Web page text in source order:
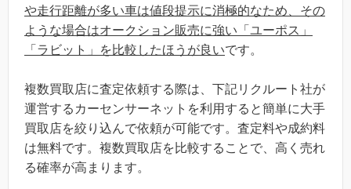
や走行距離が多い車は値段提示に消極的なため、その
ような場合はオークション販売に強い「ユーポス」
「ラビット」を比較したほうが良いです。
複数買取店に査定依頼する際は、下記リクルート社が
運営するカーセンサーネットを利用すると簡単に大手
買取店を絞り込んで依頼が可能です。査定料や成約料
は無料です。複数買取店を比較することで、高く売れ
る確率が高まります。